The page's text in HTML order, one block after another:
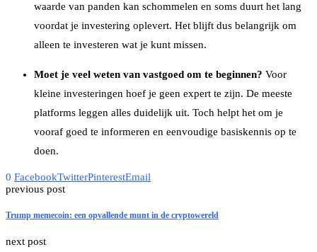
waarde van panden kan schommelen en soms duurt het lang
voordat je investering oplevert. Het blijft dus belangrijk om
alleen te investeren wat je kunt missen.
Moet je veel weten van vastgoed om te beginnen? Voor
kleine investeringen hoef je geen expert te zijn. De meeste
platforms leggen alles duidelijk uit. Toch helpt het om je
vooraf goed te informeren en eenvoudige basiskennis op te
doen.
0 FacebookTwitterPinterestEmail
previous post
Trump memecoin: een opvallende munt in de cryptowereld
next post